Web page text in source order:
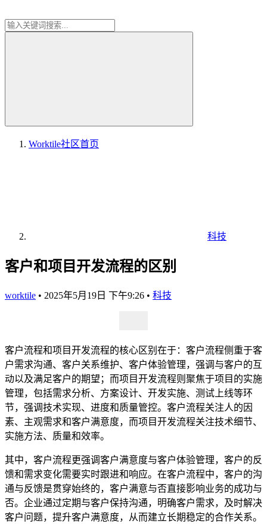
Worktile社区首页
科技
客户和项目开发流程的区别
worktile • 2025年5月19日 下午9:26 • 科技
客户流程和项目开发流程的核心区别在于：客户流程侧重于客
户需求沟通、客户关系维护、客户体验管理，强调与客户的互
动以及满足客户的期望；而项目开发流程则聚焦于项目的实施
管理，包括需求分析、方案设计、开发实施、测试上线等环
节，强调技术实现、进度和质量管控。客户流程关注人的因
素、主观需求和客户满意度，而项目开发流程关注技术细节、
实施方法、质量和效率。
其中，客户流程更强调客户满意度与客户体验管理，客户的反
馈和需求变化需要实时跟进和响应。在客户流程中，客户的沟
通与反馈是贯穿始终的，客户满意与否直接影响业务的成功与
否。企业通过定期与客户保持沟通，明确客户需求，及时解决
客户问题，提升客户满意度，从而建立长期稳定的合作关系。